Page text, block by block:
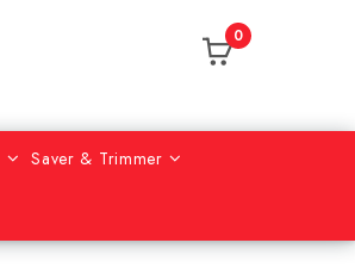
0
Saver & Trimmer